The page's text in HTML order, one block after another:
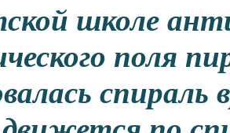
школе
поля